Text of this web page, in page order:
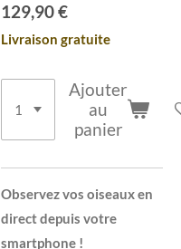
129,90 €
Livraison gratuite
Ajouter
au
panier
Observez vos oiseaux en
direct depuis votre
smartphone !